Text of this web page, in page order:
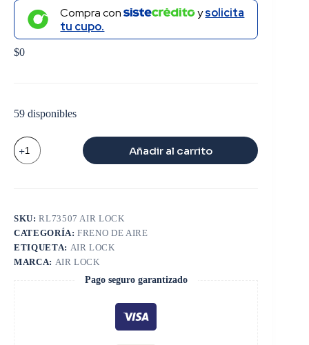
Compra con ysolicita
tu cupo.
$0
59 disponibles
BAJO
AIRE
cantidad
Añadir al carrito
SKU:RL73507 AIR LOCK
CATEGORÍA:FRENO DE AIRE
ETIQUETA: AIR LOCK
MARCA: AIR LOCK
Pago seguro garantizado